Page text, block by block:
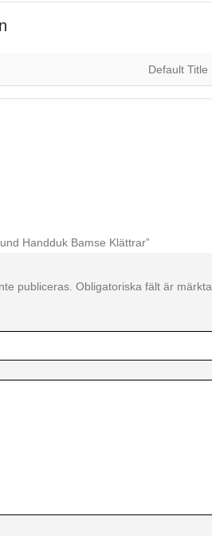
Default Title
Handduk Bamse Klättrar”
publiceras. Obligatoriska fält är märkta